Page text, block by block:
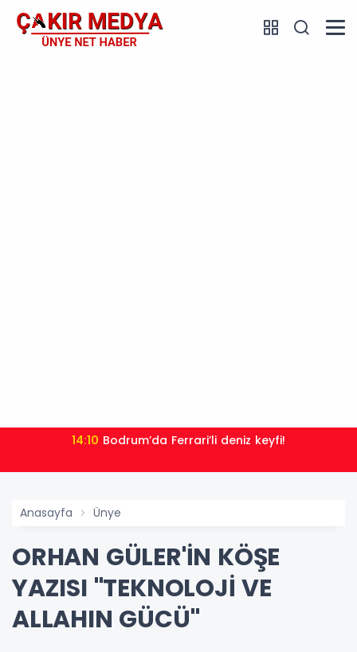
14:10 Bodrum’da Ferrari’li deniz keyfi!
Anasayfa Ünye
ORHAN GÜLER'İN KÖŞE
YAZISI "TEKNOLOJİ VE
ALLAHIN GÜCÜ"